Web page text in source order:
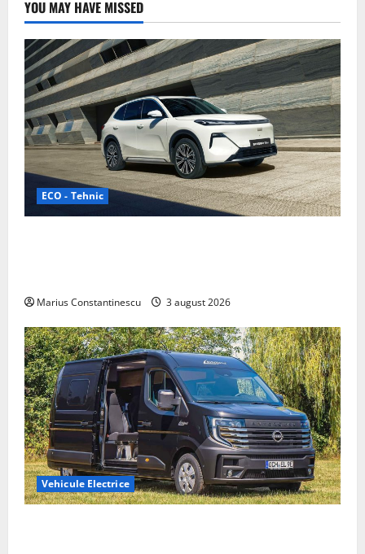
al
camionului
Scania
EREV
a
redus
emisiile
de
CO2
cu
90%
YOU MAY HAVE MISSED
ECO - Tehnic
Marius Constantinescu 3 august 2026
Vehicule Electrice